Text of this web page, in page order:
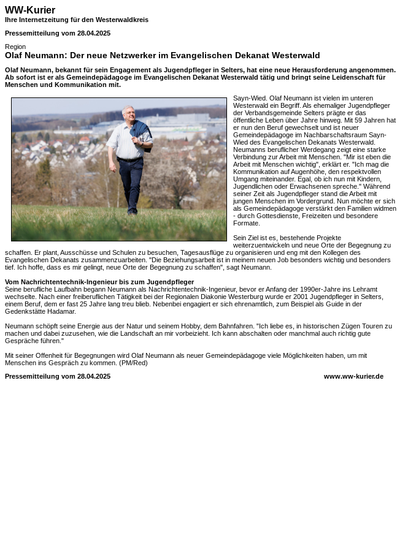
WW-Kurier
Ihre Internetzeitung für den Westerwaldkreis
Pressemitteilung vom 28.04.2025
Region
Olaf Neumann: Der neue Netzwerker im Evangelischen Dekanat Westerwald
Olaf Neumann, bekannt für sein Engagement als Jugendpfleger in Selters, hat eine neue Herausforderung angenommen.
Ab sofort ist er als Gemeindepädagoge im Evangelischen Dekanat Westerwald tätig und bringt seine Leidenschaft für
Menschen und Kommunikation mit.
Sayn-Wied. Olaf Neumann ist vielen im unteren
Westerwald ein Begriff. Als ehemaliger Jugendpfleger
der Verbandsgemeinde Selters prägte er das
öffentliche Leben über Jahre hinweg. Mit 59 Jahren hat
er nun den Beruf gewechselt und ist neuer
Gemeindepädagoge im Nachbarschaftsraum Sayn-
Wied des Evangelischen Dekanats Westerwald.
Neumanns beruflicher Werdegang zeigt eine starke
Verbindung zur Arbeit mit Menschen. "Mir ist eben die
Arbeit mit Menschen wichtig", erklärt er. "Ich mag die
Kommunikation auf Augenhöhe, den respektvollen
Umgang miteinander. Egal, ob ich nun mit Kindern,
Jugendlichen oder Erwachsenen spreche." Während
seiner Zeit als Jugendpfleger stand die Arbeit mit
jungen Menschen im Vordergrund. Nun möchte er sich
als Gemeindepädagoge verstärkt den Familien widmen
- durch Gottesdienste, Freizeiten und besondere
Formate.
Sein Ziel ist es, bestehende Projekte
weiterzuentwickeln und neue Orte der Begegnung zu
schaffen. Er plant, Ausschüsse und Schulen zu besuchen, Tagesausflüge zu organisieren und eng mit den Kollegen des
Evangelischen Dekanats zusammenzuarbeiten. "Die Beziehungsarbeit ist in meinem neuen Job besonders wichtig und besonders
tief. Ich hoffe, dass es mir gelingt, neue Orte der Begegnung zu schaffen", sagt Neumann.
Vom Nachrichtentechnik-Ingenieur bis zum Jugendpfleger
Seine berufliche Laufbahn begann Neumann als Nachrichtentechnik-Ingenieur, bevor er Anfang der 1990er-Jahre ins Lehramt
wechselte. Nach einer freiberuflichen Tätigkeit bei der Regionalen Diakonie Westerburg wurde er 2001 Jugendpfleger in Selters,
einem Beruf, dem er fast 25 Jahre lang treu blieb. Nebenbei engagiert er sich ehrenamtlich, zum Beispiel als Guide in der
Gedenkstätte Hadamar.
Neumann schöpft seine Energie aus der Natur und seinem Hobby, dem Bahnfahren. "Ich liebe es, in historischen Zügen Touren zu
machen und dabei zuzusehen, wie die Landschaft an mir vorbeizieht. Ich kann abschalten oder manchmal auch richtig gute
Gespräche führen."
Mit seiner Offenheit für Begegnungen wird Olaf Neumann als neuer Gemeindepädagoge viele Möglichkeiten haben, um mit
Menschen ins Gespräch zu kommen. (PM/Red)
Pressemitteilung vom 28.04.2025
www.ww-kurier.de